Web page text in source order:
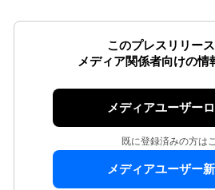
このプレスリリース
メディア関係者向けの情
メディアユーザー
既に登録済みの方は
メディアユーザー